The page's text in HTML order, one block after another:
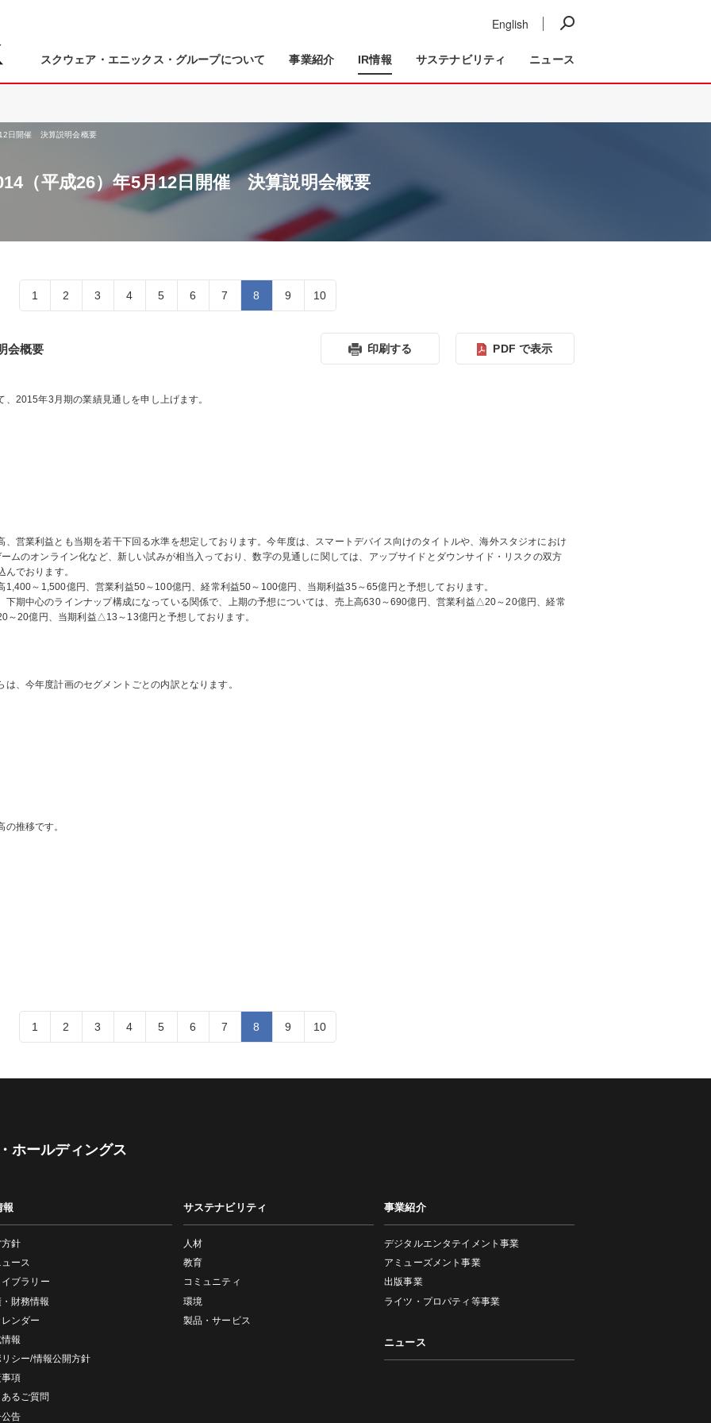
English
IR情報 事業紹介
スクウェア・エニックス・グループについて 事業紹介 IR情報 サステナビリティ ニュース
日開催 決算説明会概要
（平成26）年5月12日開催 決算説明会概要
1 2 3 4 5 6 7 8 9 10
会概要 印刷する PDF で表⽰
、2015年3月期の業績見通しを申し上げます。
、営業利益とも当期を若干下回る水準を想定しております。今年度は、スマートデバイス向けのタイトルや、海外スタジオにおけ
ムのオンライン化など、新しい試みが相当入っており、数字の見通しに関しては、アップサイドとダウンサイド・リスクの双方
んでおります。
1,400～1,500億円、営業利益50～100億円、経常利益50～100億円、当期利益35～65億円と予想しております。
下期中心のラインナップ構成になっている関係で、上期の予想については、売上高630～690億円、営業利益△20～20億円、経常
～20億円、当期利益△13～13億円と予想しております。
は、今年度計画のセグメントごとの内訳となります。
の推移です。
1 2 3 4 5 6 7 8 9 10
ホールディングス
報
針
ース
ブラリー
財務情報
ンダー
報
シー/情報公開方針
項
るご質問
告
サステナビリティ
人材
教育
コミュニティ
環境
製品・サービス
事業紹介
デジタルエンタテイメント事業
アミューズメント事業
出版事業
ライツ・プロパティ等事業
ニュース